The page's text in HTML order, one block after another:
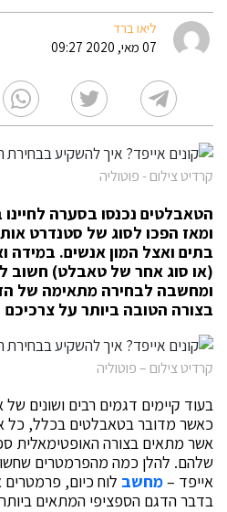
ליאו ברד
07 מאי, 2020 09:27
קרדיט צילום - פוטוליה
הטאבלטים נכנסו בסערה
ומאז הפכו לסוג של סטנדרט
בתים ואצל המון אנשים. במידה
(או סוג אחר של טאבלט) חשוב
ומחשבה לבחירה מתאימה של
בצורה הטובה ביותר על צרכיכם
קרדיט צילום – פוטוליה
בעוד קיימים דגמים רבים ושונים של
כאשר מדובר בטאבלטים בכלל, כל
אשר מתאים בצורה האופטימאלית
שלהם. להלן כמה מהפרמטרים
אייפד –מחשבלוח כיום, פרמטרים
בדבר הדגם הספציפי המתאים ביותר